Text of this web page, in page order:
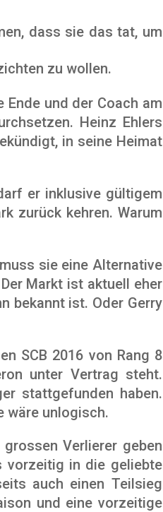
dass sie das tat, um
zu wollen.
und der Coach am
Heinz Ehlers
in seine Heimat
er inklusive gültigem
zurück kehren. Warum
sie eine Alternative
Markt ist aktuell eher
bekannt ist. Oder Gerry
SCB 2016 von Rang 8
unter Vertrag steht.
stattgefunden haben.
wäre unlogisch.
Verlierer geben
vorzeitig in die geliebte
auch einen Teilsieg
und eine vorzeitige